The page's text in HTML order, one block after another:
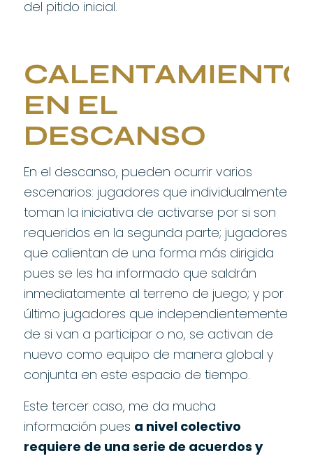
del pitido inicial.
CALENTAMIENTO
EN EL
DESCANSO
En el descanso, pueden ocurrir varios
escenarios: jugadores que individualmente
toman la iniciativa de activarse por si son
requeridos en la segunda parte; jugadores
que calientan de una forma más dirigida
pues se les ha informado que saldrán
inmediatamente al terreno de juego; y por
último jugadores que independientemente
de si van a participar o no, se activan de
nuevo como equipo de manera global y
conjunta en este espacio de tiempo.
Este tercer caso, me da mucha
información pues a nivel colectivo
requiere de una serie de acuerdos y